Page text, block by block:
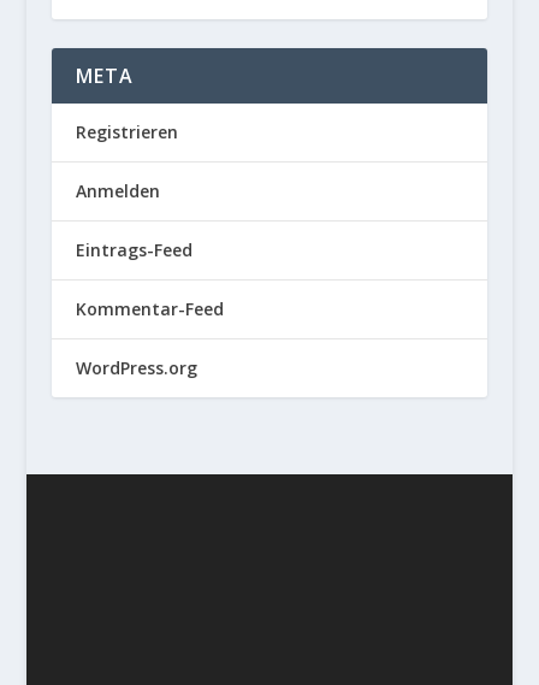
META
Registrieren
Anmelden
Eintrags-Feed
Kommentar-Feed
WordPress.org